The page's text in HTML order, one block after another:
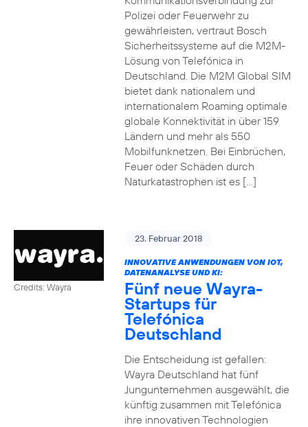
Polizei oder Feuerwehr zu
gewährleisten, vertraut Bosch
Sicherheitssysteme auf die M2M-
Lösung von Telefónica in
Deutschland. Die M2M Global SIM
bietet dank nationalem und
internationalem Roaming optimale
globale Konnektivität in über 159
Ländern und mehr als 550
Mobilfunknetzen. Bei Einbrüchen,
Feuer oder Schäden durch
Naturkatastrophen ist es […]
Credits: Wayra
23. Februar 2018
INNOVATIVE ANWENDUNGEN VON IOT,
DATENANALYSE UND KI:
Fünf neue Wayra-
Startups für
Telefónica
Deutschland
Die Entscheidung ist gefallen:
Wayra Deutschland hat fünf
Jungunternehmen ausgewählt, die
künftig zusammen mit Telefónica
ihre innovativen Technologien